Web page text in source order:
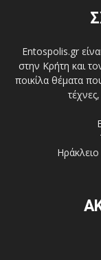
Entospolis.gr
στην Κρήτη και
ποικίλα θέματα